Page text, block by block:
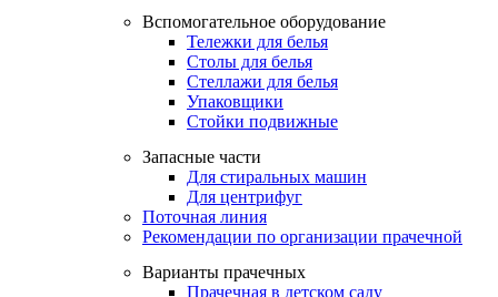
Вспомогательное оборудование
Тележки для белья
Столы для белья
Стеллажи для белья
Упаковщики
Стойки подвижные
Запасные части
Для стиральных машин
Для центрифуг
Поточная линия
Рекомендации по организации прачечной
Варианты прачечных
Прачечная в детском саду